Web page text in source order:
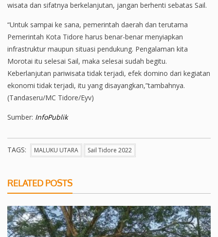
wisata dan sifatnya berkelanjutan, jangan berhenti sebatas Sail.
“Untuk sampai ke sana, pemerintah daerah dan terutama
Pemerintah Kota Tidore harus benar-benar menyiapkan
infrastruktur maupun situasi pendukung. Pengalaman kita
Morotai itu selesai Sail, maka selesai sudah begitu.
Keberlanjutan pariwisata tidak terjadi, efek domino dari kegiatan
ekonomi tidak terjadi, itu yang disayangkan,”tambahnya.
(Tandaseru/MC Tidore/Eyv)
Sumber: InfoPublik
TAGS: MALUKU UTARA Sail Tidore 2022
RELATED POSTS